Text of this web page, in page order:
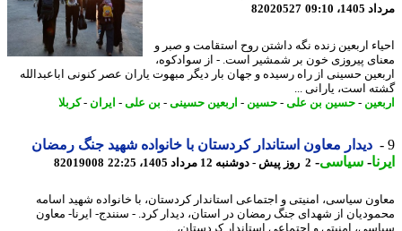
09:10
82020527
اربعین زنده نگه داشتن روح استقامت و صبر و
پیروزی خون بر شمشیر است. - از سوادکوه،
حسینی از راه رسیده و جهان بار دیگر مبهوت یاران عصر کنونی اباعبدالله
است، یارانی ...
-حسین بن علی -حسین-اربعین حسینی-بن علی -ایران - کربلا
دیدار معاون استاندار کردستان با خانواده شهید جنگ رمضان
-سیاسی-2 روز پیش - دوشنبه 12 مرداد 1405، 22:25 82019008
سیاسی، امنیتی و اجتماعی استاندار کردستان، با خانواده شهید اسامه
از شهدای جنگ رمضان در استان، دیدار کرد. - سنندج- ایرنا- معاون